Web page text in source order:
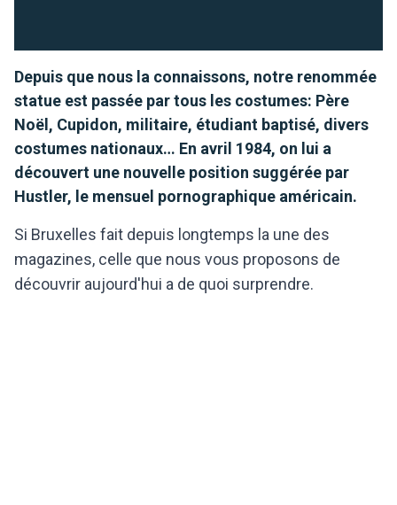
Depuis que nous la connaissons, notre renommée
statue est passée par tous les costumes: Père
Noël, Cupidon, militaire, étudiant baptisé, divers
costumes nationaux… En avril 1984, on lui a
découvert une nouvelle position suggérée par
Hustler, le mensuel pornographique américain.
Si Bruxelles fait depuis longtemps la une des
magazines, celle que nous vous proposons de
découvrir aujourd'hui a de quoi surprendre.